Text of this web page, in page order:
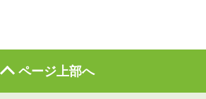
ページ上部へ